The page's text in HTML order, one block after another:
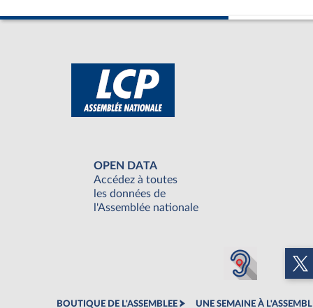
OPEN DATA
Accédez à toutes
les données de
l'Assemblée nationale
BOUTIQUE DE L'ASSEMBLEE UNE SEMAINE À